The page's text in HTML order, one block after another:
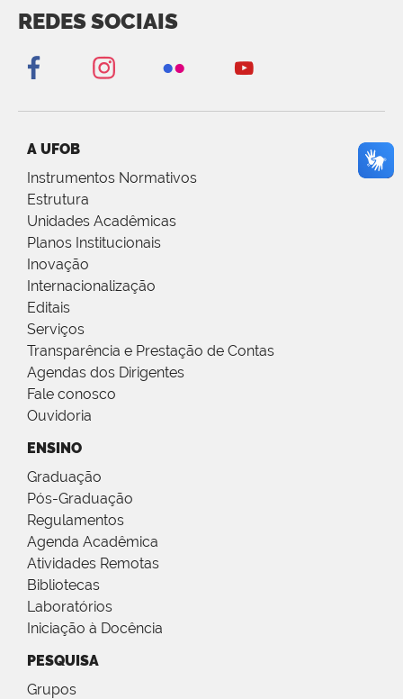
REDES SOCIAIS
A UFOB
Instrumentos Normativos
Estrutura
Unidades Acadêmicas
Planos Institucionais
Inovação
Internacionalização
Editais
Serviços
Transparência e Prestação de Contas
Agendas dos Dirigentes
Fale conosco
Ouvidoria
ENSINO
Graduação
Pós-Graduação
Regulamentos
Agenda Acadêmica
Atividades Remotas
Bibliotecas
Laboratórios
Iniciação à Docência
PESQUISA
Grupos